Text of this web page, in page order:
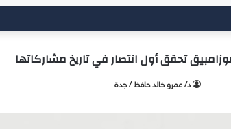
تحقق أول انتصار في تاريخ مشاركاتها
د/ عمرو خالد حافظ / جدة